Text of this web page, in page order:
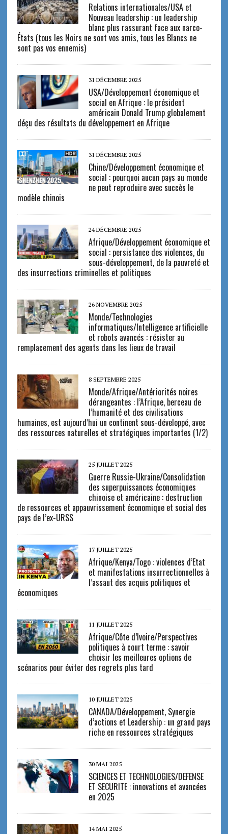
Relations internationales/USA et
Nouveau leadership : un leadership
blanc plus rassurant face aux narco-
États (tous les Noirs ne sont vos amis, tous les Blancs ne
sont pas vos ennemis)
31 DÉCEMBRE 2025
USA/Développement économique et
social en Afrique : le président
américain Donald Trump globalement
déçu des résultats du développement en Afrique
31 DÉCEMBRE 2025
Chine/Développement économique et
social : pourquoi aucun pays au monde
ne peut reproduire avec succès le
modèle chinois
24 DÉCEMBRE 2025
Afrique/Développement économique et
social : persistance des violences, du
sous-développement, de la pauvreté et
des insurrections criminelles et politiques
26 NOVEMBRE 2025
Monde/Technologies
informatiques/Intelligence artificielle
et robots avancés : résister au
remplacement des agents dans les lieux de travail
8 SEPTEMBRE 2025
Monde/Afrique/Antériorités noires
dérangeantes : l’Afrique, berceau de
l’humanité et des civilisations
humaines, est aujourd’hui un continent sous-développé, avec
des ressources naturelles et stratégiques importantes (1/2)
25 JUILLET 2025
Guerre Russie-Ukraine/Consolidation
des superpuissances économiques
chinoise et américaine : destruction
de ressources et appauvrissement économique et social des
pays de l’ex-URSS
17 JUILLET 2025
Afrique/Kenya/Togo : violences d’Etat
et manifestations insurrectionnelles à
l’assaut des acquis politiques et
économiques
11 JUILLET 2025
Afrique/Côte d’Ivoire/Perspectives
politiques à court terme : savoir
choisir les meilleures options de
scénarios pour éviter des regrets plus tard
10 JUILLET 2025
CANADA/Développement, Synergie
d’actions et Leadership : un grand pays
riche en ressources stratégiques
30 MAI 2025
SCIENCES ET TECHNOLOGIES/DEFENSE
ET SECURITE : innovations et avancées
en 2025
14 MAI 2025